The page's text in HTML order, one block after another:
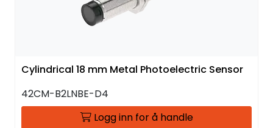
Cylindrical 18 mm Metal Photoelectric Sensor
42CM-B2LNBE-D4
Logg inn for å handle